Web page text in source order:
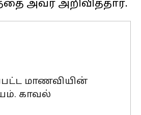
மாணவியின்
காவல்